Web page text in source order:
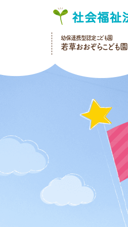
幼保連携型認定こども園
若草おおぞらこども園